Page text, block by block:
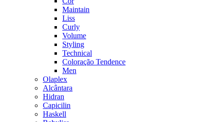
Maintain
Liss
Curly
Volume
Styling
Technical
Coloração Tendence
Men
Olaplex
Alcântara
Hidran
Capicilin
Haskell